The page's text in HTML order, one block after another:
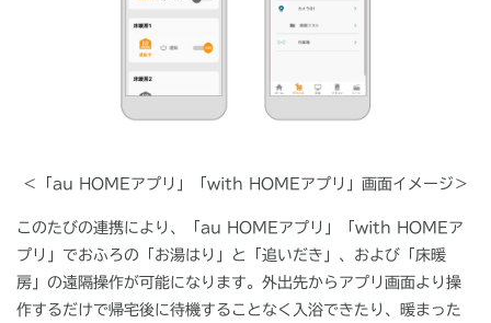
＜「 au HOME アプリ」「 with HOME アプリ」画面イメージ＞
このたびの連携により、「 au HOME アプリ」「 with HOME ア
プリ」でおふろの「お湯はり」と「追いだき」、および「床暖
房」の遠隔操作が可能になります。外出先からアプリ画面より操
作するだけで帰宅後に待機することなく入浴できたり、暖まった